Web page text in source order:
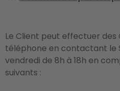
Le Client peut effectuer
téléphone en contactant le
vendredi de 8h à 18h en
suivants :